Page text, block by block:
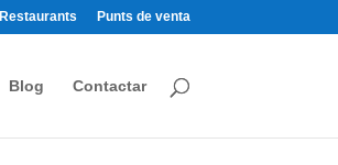
Restaurants Punts de venta
Blog Contactar